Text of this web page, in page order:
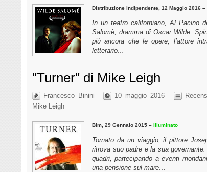
Distribuzione indipendente, 12 Maggio 2016 –
In un teatro californiano, Al Pacino
Salomè, dramma di Oscar Wilde.
più ancora che le opere, l’attore
letterario…
"Turner" di Mike Leigh
Francesco Binini 10 maggio 2016
Mike Leigh
Bim, 29 Gennaio 2015 – Illuminato
Tornato da un viaggio, il pittore
ritrova suo padre e la sua
quadri, partecipando a eventi
una pensione sul mare…